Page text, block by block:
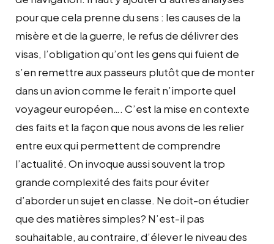
pour que cela prenne du sens : les causes de la
misère et de la guerre, le refus de délivrer des
visas, l’obligation qu’ont les gens qui fuient de
s’en remettre aux passeurs plutôt que de monter
dans un avion comme le ferait n’importe quel
voyageur européen…. C’est la mise en contexte
des faits et la façon que nous avons de les relier
entre eux qui permettent de comprendre
l’actualité. On invoque aussi souvent la trop
grande complexité des faits pour éviter
d’aborder un sujet en classe. Ne doit-on étudier
que des matières simples? N’est-il pas
souhaitable, au contraire, d’élever le niveau des